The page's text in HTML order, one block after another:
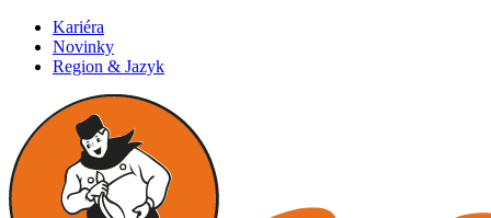
Kariéra
Novinky
Region & Jazyk